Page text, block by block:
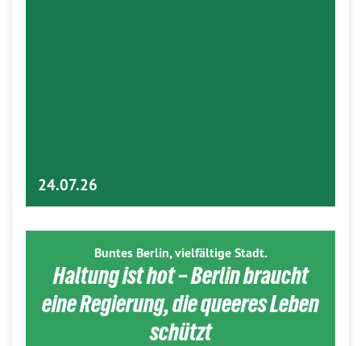
24.07.26
Buntes Berlin, vielfältige Stadt.
Haltung ist hot – Berlin braucht
eine Regierung, die queeres Leben
schützt